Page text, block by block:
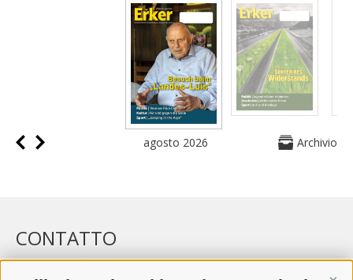
agosto 2026 Archivio
CONTATTO
WIPP-MEDIA GMBH